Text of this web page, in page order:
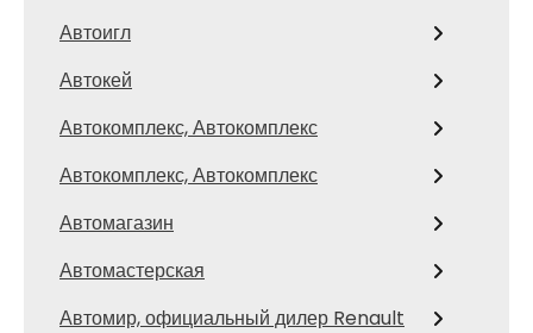
Автоигл
Автокей
Автокомплекс, Автокомплекс
Автокомплекс, Автокомплекс
Автомагазин
Автомастерская
Автомир, официальный дилер Renault